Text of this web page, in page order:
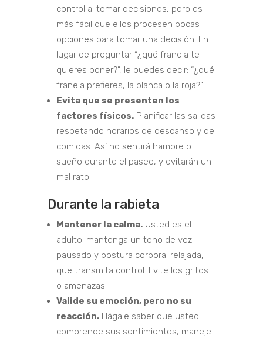
control al tomar decisiones, pero es
más fácil que ellos procesen pocas
opciones para tomar una decisión. En
lugar de preguntar “¿qué franela te
quieres poner?”, le puedes decir: “¿qué
franela prefieres, la blanca o la roja?”.
Evita que se presenten los
factores físicos.Planificar las salidas
respetando horarios de descanso y de
comidas. Así no sentirá hambre o
sueño durante el paseo, y evitarán un
mal rato.
Durante la rabieta
Mantener la calma.Usted es el
adulto; mantenga un tono de voz
pausado y postura corporal relajada,
que transmita control. Evite los gritos
o amenazas.
Valide su emoción, pero no su
reacción.Hágale saber que usted
comprende sus sentimientos, maneje